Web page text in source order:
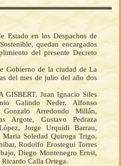
Estado en los Despachos de
quedan encargados
del presente Decreto
Gobierno de la ciudad de La
del mes de julio del año dos
GISBERT, Juan Ignacio Siles
Galindo Neder, Alfonso
Gonzalo Arredondo Millán,
Argote, Gustavo Pedraza
Jorge Urquidi Barrau,
Soledad Quiroga Trigo,
Rodolfo Erostegui Torres
Diego Montenegro Ernst,
Calla Ortega.